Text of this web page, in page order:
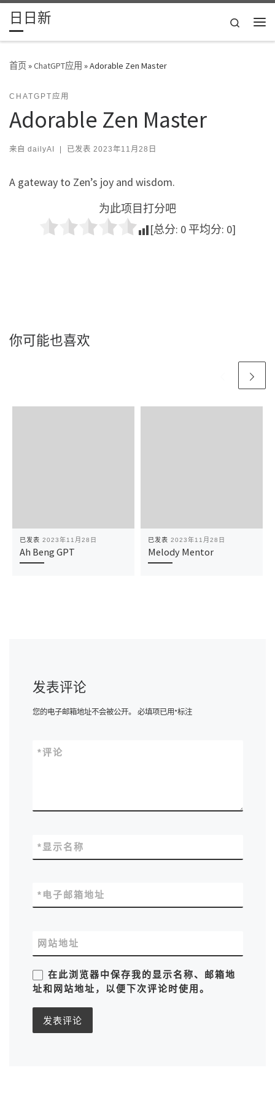
Skip to content
日日新
Search
首页»ChatGPT应用 »Adorable Zen Master
CHATGPT应用
Adorable Zen Master
来自 dailyAI | 已发表 2023年11月28日
A gateway to Zen’s joy and wisdom.
为此项目打分吧
[总分: 0 平均分: 0]
你可能也喜欢
已发表 2023年11月28日
Ah Beng GPT
已发表 2023年11月28日
Melody Mentor
发表评论
您的电子邮箱地址不会被公开。 必填项已用*标注
评论
*
显示名称
*
电子邮箱地址
*
网站地址
在此浏览器中保存我的显示名称、邮箱地
址和网站地址，以便下次评论时使用。